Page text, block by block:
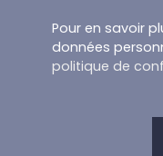
Pour en savoir
données
politique de